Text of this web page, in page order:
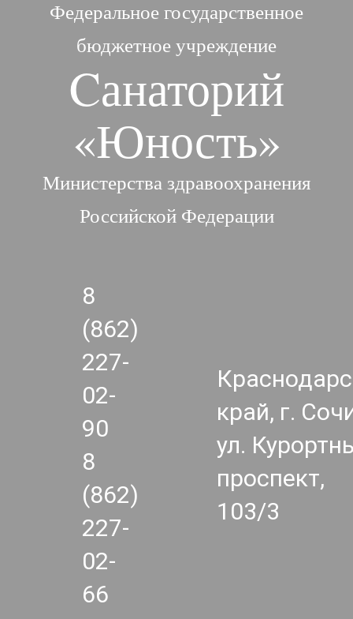
Федеральное государственное
бюджетное учреждение
Cанаторий
«Юность»
Министерства здравоохранения
Российской Федерации
8
(862)
227-
02-
90
8
(862)
227-
02-
66
край, г.
ул.
проспект,
103/3